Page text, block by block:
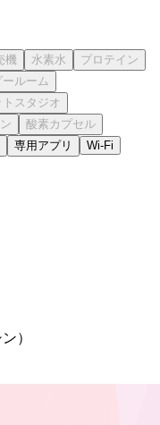
専用アプリ
Wi-Fi
）